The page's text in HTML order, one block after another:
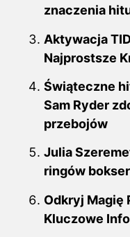
znaczenia
Aktywacja
Najprostsze
Świąteczne
Sam Ryder
przebojów
Julia
ringów
Odkryj Magię
Kluczowe